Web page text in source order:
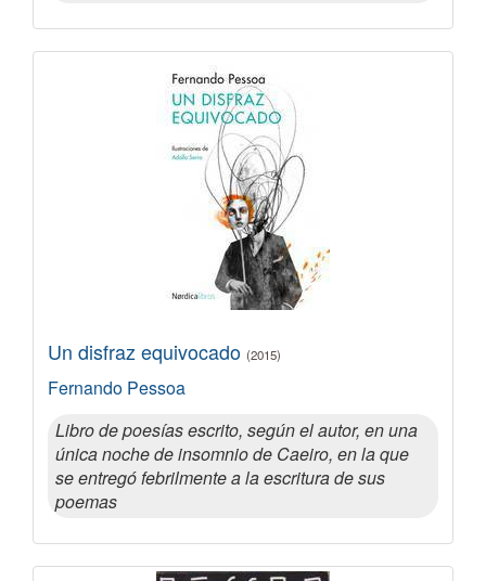
Un disfraz equivocado (2015)
Fernando Pessoa
Libro de poesías escrito, según el autor, en una
única noche de insomnio de Caeiro, en la que
se entregó febrilmente a la escritura de sus
poemas